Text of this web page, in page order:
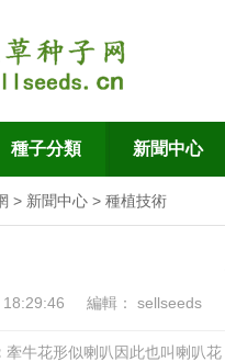
種子分類 新聞中心
> 新聞中心 > 種植技術
編輯： sellseeds
牽牛花形似喇叭因此也叫喇叭